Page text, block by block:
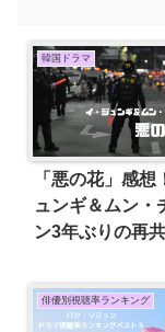
韓国ドラマ
「悪の花」感想
ュンギ＆ムン・
ン3年ぶりの再共
俳優別視聴率ランキング